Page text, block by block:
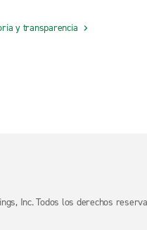
y transparencia
Inc. Todos los derechos